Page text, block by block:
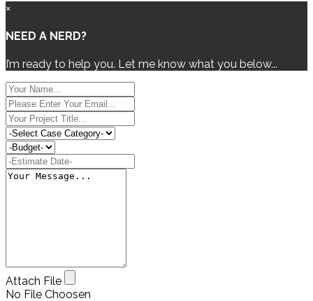
×
NEED A NERD?
I’m ready to help you. Let me know what you below...
Attach File
No File Choosen